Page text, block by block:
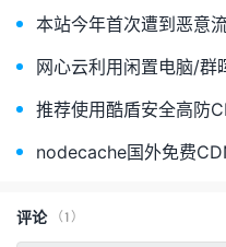
本站今年首次遭到恶意
网心云利用闲置电脑/群
推荐使用酷盾安全高防
nodecache国外免费
评论（1）